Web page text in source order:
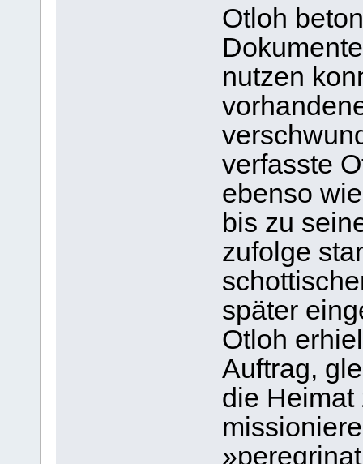
Otloh
nutzen
verfasste
ebenso
bis zu
zufolge
später
Otloh
Auftrag,
die Heimat